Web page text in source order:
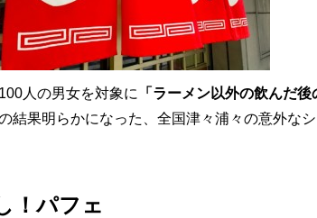
人の男女を対象に 「ラーメン以外の飲んだ
結果明らかになった、全国津々浦々の意外な
！パフェ